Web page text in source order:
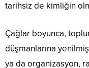
tarihsiz de kimliğin
Çağlar boyunca,
düşmanlarına
ya da organizasyon,